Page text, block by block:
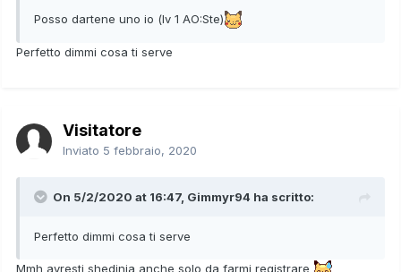
Posso dartene uno io (lv 1 AO:Ste)
Perfetto dimmi cosa ti serve
Visitatore
Inviato 5 febbraio, 2020
On 5/2/2020 at 16:47, Gimmyr94 ha scritto:
Perfetto dimmi cosa ti serve
Mmh avresti shedinja anche solo da farmi registrare